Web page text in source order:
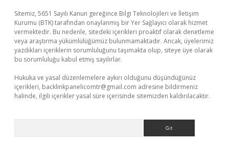
Sitemiz, 5651 Sayılı Kanun gereğince Bilgi Teknolojileri ve İletişim
Kurumu (BTK) tarafından onaylanmış bir Yer Sağlayıcı olarak hizmet
vermektedir. Bu nedenle, sitedeki içerikleri proaktif olarak denetleme
veya araştırma yükümlülüğümüz bulunmamaktadır. Ancak, üyelerimiz
yazdıkları içeriklerin sorumluluğunu taşımakta olup, siteye üye olarak
bu sorumluluğu kabul etmiş sayılırlar.
Hukuka ve yasal düzenlemelere aykırı olduğunu düşündüğünüz
içerikleri, backlinkpanelicomtr@gmail.com adresine bildirmeniz
halinde, ilgili içerikler yasal süre içerisinde sitemizden kaldırılacaktır.